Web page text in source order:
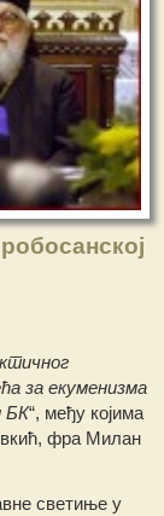
за екуменизма
БК“, међу којима
фра Милан
светиње у